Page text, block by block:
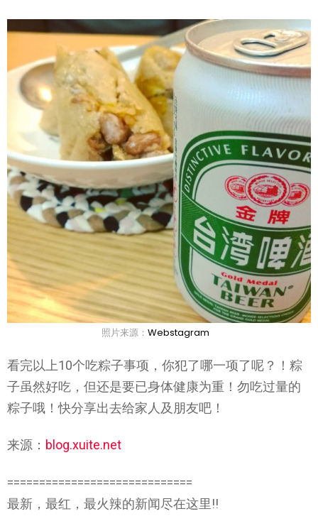
照片来源： Webstagram
看完以上10个吃粽子事项，你犯了哪一项了呢？！粽
子虽然好吃，但还是要已身体健康为重！勿吃过量的
粽子哦！快分享出去给家人及朋友吧！
来源： blog.xuite.net
=============================
最新，最红，最火辣的新闻尽在这里!!